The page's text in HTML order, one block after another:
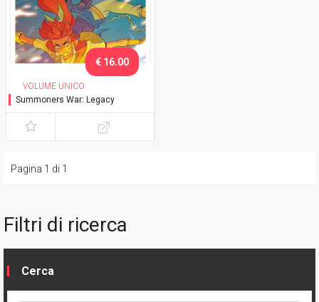
VOLUME UNICO
Summoners War: Legacy
€ 16.00
Pagina 1 di 1
Filtri di ricerca
Cerca